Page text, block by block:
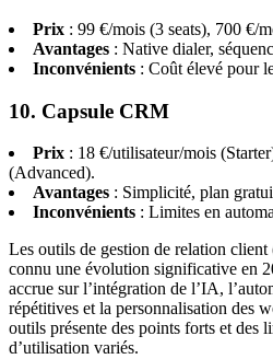
Prix : 99 €/mois (3 seats), 700 €/
Avantages : Native dialer,
Inconvénients : Coût élevé pour
10. Capsule CRM
Prix : 18 €/utilisateur/mois
(Advanced).
Avantages : Simplicité, plan
Inconvénients : Limites en
Les outils de gestion de relation
connu une évolution significative en
accrue sur l’intégration de l’IA,
répétitives et la personnalisation des
outils présente des points forts et des
d’utilisation variés.